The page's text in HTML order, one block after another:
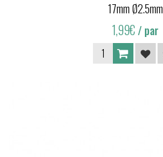
17mm Ø2.5mm
1,99€/ par